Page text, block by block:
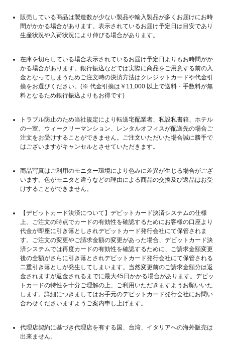
販売している商品は製造数が少ない製品や輸入製品が多くお届けにお時
間がかかる場合があります。表示されているお届け予定日は目安であり
生産状況や入荷状況により伸びる場合があります。
在庫を切らしている場合表示されているお届け予定日よりもお時間がか
かる場合があります。銀行振込などでは実際に商品をご用意する前の入
金となってしまうためご注文時の決済方法はクレジットカードや代金引
換をお選びください。(※ 代金引換は￥11,000 以上で送料・手数料が無
料となるため銀行振込よりもお得です)
トラブル防止のため当社規定により転送宅配業者、私設私書箱、ホテル
の一室、ウィークリーマンション、レンタルオフィスが配送先の場合ご
注文をお受けすることができません。ご注文いただいた場合誠に勝手で
はございますがキャンセルとさせていただきます。
商品写真はご利用のモニター環境により色みに差異が生じる場合がござ
います。色がモニタと違うなどの理由による商品の交換及び返品はお受
けすることができません。
【デビットカード決済について】デビットカード決済システムの仕様
上、ご注文の時点でカードの有効性を確認するためにお客様の口座より
代金が即座に引き落としされデビットカード発行会社にて保管されま
す。ご注文の変更やご請求金額の変更があった場合、デビットカード決
済システムでは再度カードの有効性を確認するために、ご請求金額変更
後の全額がさらに引き落とされデビットカード発行会社にて保管される
二重引き落としが発生してしまいます。当然変更前のご請求金額分は返
金されますが返金されるまでに最大45日かかる場合があります。デビッ
トカードの特性を十分ご理解の上、ご利用いただきますようお願いいた
します。詳細につきましてはお手元のデビットカード発行会社にお問い
合わせくださいますようご案内申し上げます。
代理店契約に基づき代理店を有する国、台湾、イタリアへの海外販売は
出来ません。